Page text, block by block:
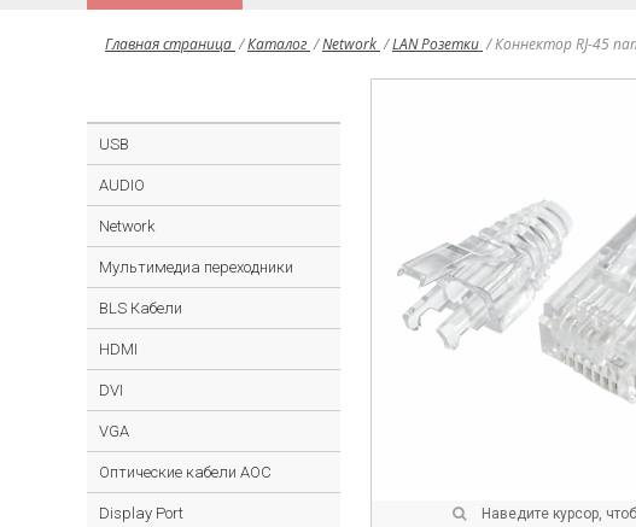
Главная страница /Каталог /Network /LAN Розетки /Коннектор RJ-45
USB
AUDIO
Network
Мультимедиа переходники
BLS Кабели
HDMI
DVI
VGA
Оптические кабели AOC
Display Port Наведите курсор,